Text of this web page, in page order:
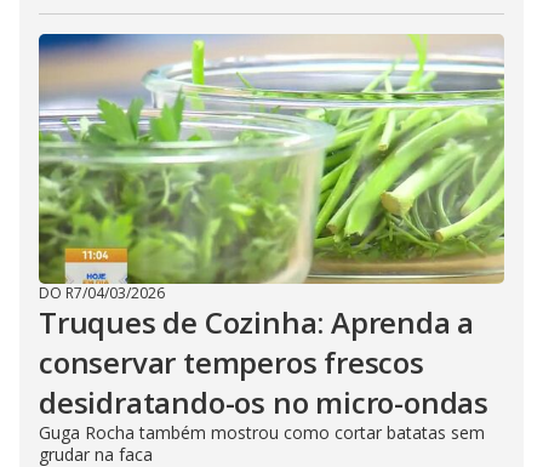
DO R7/04/03/2026
Truques de Cozinha: Aprenda a
conservar temperos frescos
desidratando-os no micro-ondas
Guga Rocha também mostrou como cortar batatas sem
grudar na faca